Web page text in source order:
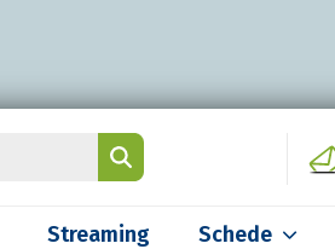
Streaming Schede